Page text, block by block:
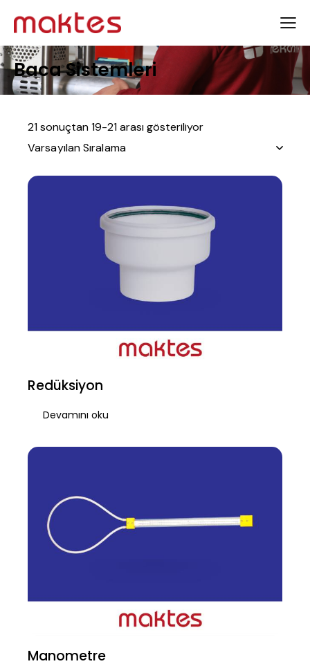
Baca Sistemleri
21 sonuçtan 19-21 arası gösteriliyor
Redüksiyon
Devamını oku
Manometre